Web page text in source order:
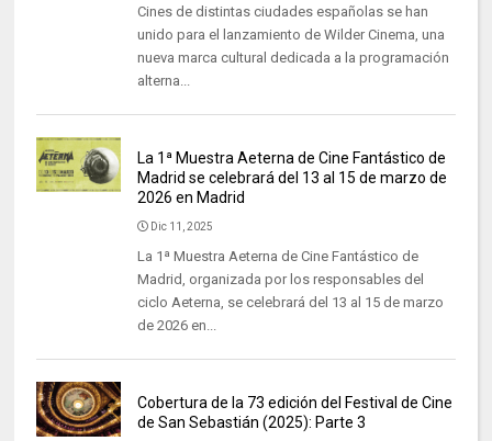
Cines de distintas ciudades españolas se han
unido para el lanzamiento de Wilder Cinema, una
nueva marca cultural dedicada a la programación
alterna...
La 1ª Muestra Aeterna de Cine Fantástico de
Madrid se celebrará del 13 al 15 de marzo de
2026 en Madrid
Dic 11, 2025
La 1ª Muestra Aeterna de Cine Fantástico de
Madrid, organizada por los responsables del
ciclo Aeterna, se celebrará del 13 al 15 de marzo
de 2026 en...
Cobertura de la 73 edición del Festival de Cine
de San Sebastián (2025): Parte 3